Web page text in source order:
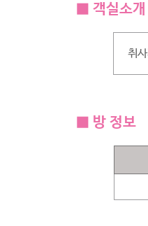
■ 객실소개
취
■ 방 정보